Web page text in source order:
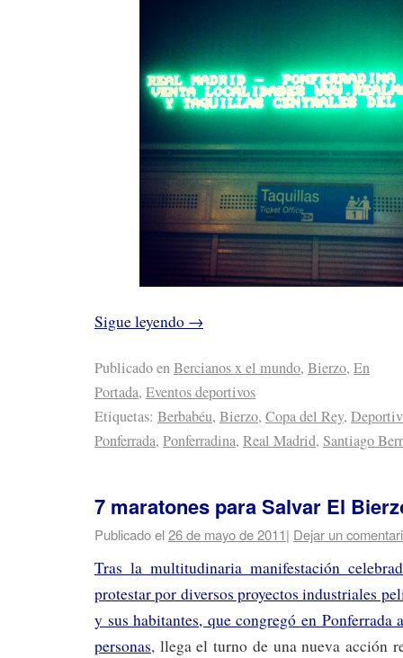
Sigue leyendo →
Publicado enBercianos x el mundo, Bierzo, En
Portada, Eventos deportivos
Etiquetas: Berbabéu, Bierzo, Copa del Rey,
Ponferrada, Ponferradina, Real Madrid, Santiago
7 maratones para Salvar El
Publicado el26 de mayo de 2011| Dejar un
Tras la multitudinaria manifestación
protestar por diversos proyectos industriales
y sus habitantes, que congregó en Ponferrada
personas, llega el turno de una nueva acción